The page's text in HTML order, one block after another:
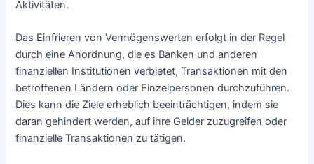
Aktivitäten.
Das Einfrieren von Vermögenswerten erfolgt in der Regel
durch eine Anordnung, die es Banken und anderen
finanziellen Institutionen verbietet, Transaktionen mit den
betroffenen Ländern oder Einzelpersonen durchzuführen.
Dies kann die Ziele erheblich beeinträchtigen, indem sie
daran gehindert werden, auf ihre Gelder zuzugreifen oder
finanzielle Transaktionen zu tätigen.